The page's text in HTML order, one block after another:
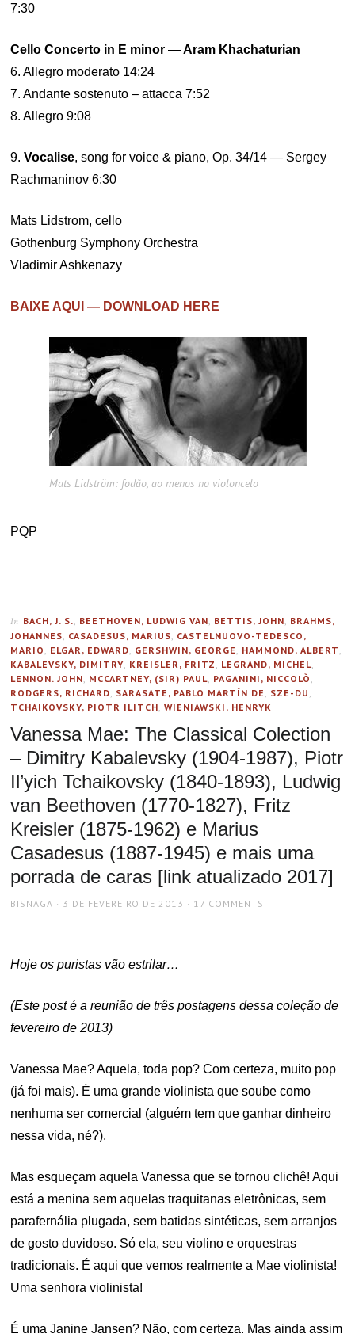
7:30
Cello Concerto in E minor — Aram Khachaturian
6. Allegro moderato 14:24
7. Andante sostenuto – attacca 7:52
8. Allegro 9:08
9.Vocalise, song for voice & piano, Op. 34/14 — Sergey
Rachmaninov 6:30
Mats Lidstrom, cello
Gothenburg Symphony Orchestra
Vladimir Ashkenazy
BAIXE AQUI — DOWNLOAD HERE
Mats Lidström: fodão, ao menos no violoncelo
PQP
In BACH, J. S. BEETHOVEN, LUDWIG VAN BETTIS, JOHN BRAHMS,
JOHANNES CASADESUS, MARIUS CASTELNUOVO-TEDESCO,
MARIO
ELGAR, EDWARD GERSHWIN, GEORGE HAMMOND, ALBERT
KABALEVSKY, DIMITRY KREISLER, FRITZ LEGRAND, MICHEL
LENNON. JOHN MCCARTNEY, (SIR) PAUL PAGANINI, NICCOLÒ
RODGERS, RICHARD SARASATE, PABLO MARTÍN DE SZE-DU
TCHAIKOVSKY, PIOTR ILITCH ,WIENIAWSKI, HENRYK
Vanessa Mae: The Classical Colection
– Dimitry Kabalevsky (1904-1987), Piotr
Il’yich Tchaikovsky (1840-1893), Ludwig
van Beethoven (1770-1827), Fritz
Kreisler (1875-1962) e Marius
Casadesus (1887-1945) e mais uma
porrada de caras [link atualizado 2017]
AUTHOR
BISNAGA
POSTED
3 DE FEVEREIRO DE 2013 17 COMMENTS
Hoje os puristas vão estrilar…
(Este post é a reunião de três postagens dessa coleção de
fevereiro de 2013)
Vanessa Mae? Aquela, toda pop? Com certeza, muito pop
(já foi mais). É uma grande violinista que soube como
nenhuma ser comercial (alguém tem que ganhar dinheiro
nessa vida, né?).
Mas esqueçam aquela Vanessa que se tornou clichê! Aqui
está a menina sem aquelas traquitanas eletrônicas, sem
parafernália plugada, sem batidas sintéticas, sem arranjos
de gosto duvidoso. Só ela, seu violino e orquestras
tradicionais. É aqui que vemos realmente a Mae violinista!
Uma senhora violinista!
É uma Janine Jansen? Não, com certeza. Mas ainda assim